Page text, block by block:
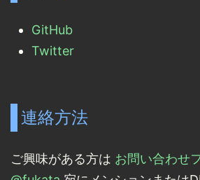
GitHub
Twitter
連絡方法
ご興味がある方は お問い合わせ